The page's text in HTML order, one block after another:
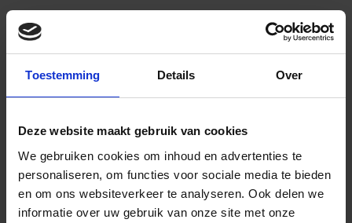
Toestemming Details Over
Deze website maakt gebruik van cookies
We gebruiken cookies om inhoud en advertenties te
personaliseren, om functies voor sociale media te bieden
en om ons websiteverkeer te analyseren. Ook delen we
informatie over uw gebruik van onze site met onze